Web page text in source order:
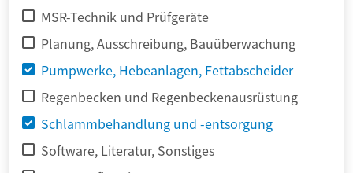
MSR-Technik und Prüfgeräte
Planung, Ausschreibung, Bauüberwachung
Pumpwerke, Hebeanlagen, Fettabscheider
Regenbecken und Regenbeckenausrüstung
Schlammbehandlung und -entsorgung
Software, Literatur, Sonstiges